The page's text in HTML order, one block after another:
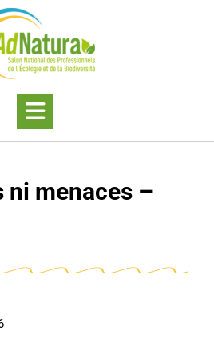
ni menaces –